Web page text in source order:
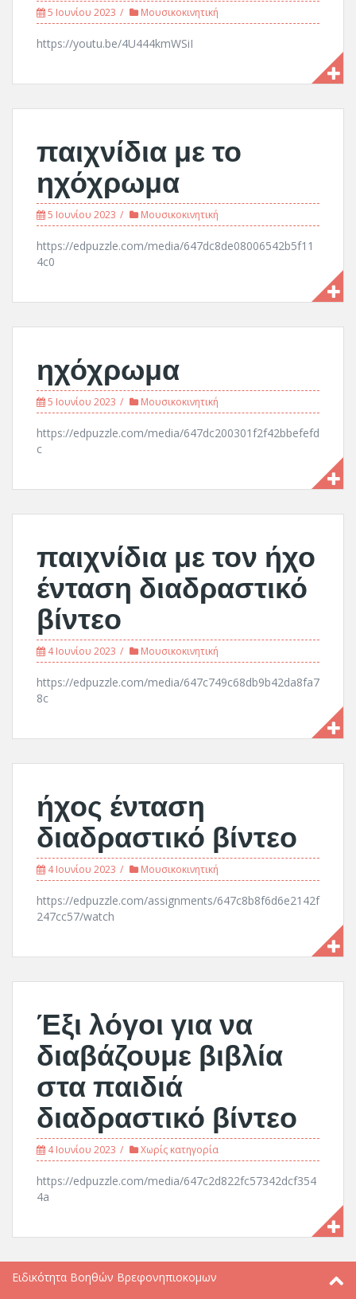
5 Ιουνίου 2023 Μουσικοκινητική
https://youtu.be/4U444kmWSiI
παιχνίδια με το
ηχόχρωμα
5 Ιουνίου 2023 Μουσικοκινητική
https://edpuzzle.com/media/647dc8de08006542b5f11
4c0
ηχόχρωμα
5 Ιουνίου 2023 Μουσικοκινητική
https://edpuzzle.com/media/647dc200301f2f42bbefefd
c
παιχνίδια με τον ήχο
ένταση διαδραστικό
βίντεο
4 Ιουνίου 2023 Μουσικοκινητική
https://edpuzzle.com/media/647c749c68db9b42da8fa7
8c
ήχος ένταση
διαδραστικό βίντεο
4 Ιουνίου 2023 Μουσικοκινητική
https://edpuzzle.com/assignments/647c8b8f6d6e2142f
247cc57/watch
Έξι λόγοι για να
διαβάζουμε βιβλία
στα παιδιά
διαδραστικό βίντεο
4 Ιουνίου 2023 Χωρίς κατηγορία
https://edpuzzle.com/media/647c2d822fc57342dcf354
4a
Ειδικότητα Βοηθών Βρεφονηπιοκομων